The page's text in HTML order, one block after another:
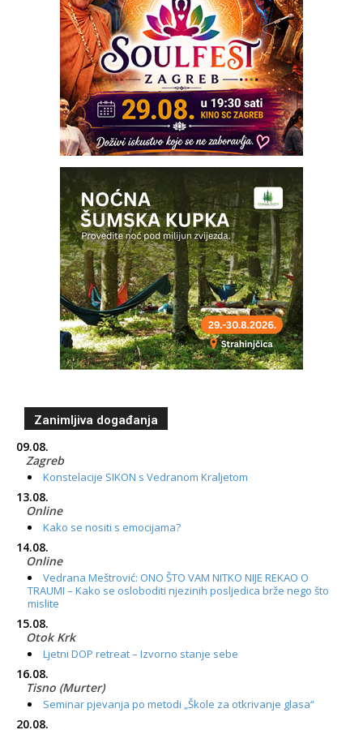
Zanimljiva događanja
09.08.
Zagreb
Konstelacije SIKON s Vedranom Kraljetom
13.08.
Online
Kako se nositi s emocijama?
14.08.
Online
Vedrana Meštrović: ONO ŠTO VAM NITKO NIJE REKAO O
TRAUMI – Kako se osloboditi njezinih posljedica brže nego što
mislite
15.08.
Otok Krk
Ljetni DOP retreat – Izvorno stanje sebe
16.08.
Tisno (Murter)
Seminar pjevanja po metodi „Škole za otkrivanje glasa“
20.08.